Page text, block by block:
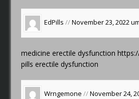
EdPills //November 23, 2022
medicine erectile dysfunction
pills erectile dysfunction
Wrngemone //November 24,